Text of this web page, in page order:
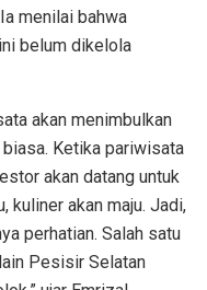
menilai bahwa
belum dikelola
akan menimbulkan
Ketika pariwisata
akan datang untuk
kuliner akan maju. Jadi,
perhatian. Salah satu
Pesisir Selatan